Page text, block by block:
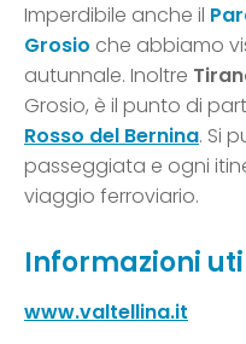
Imperdibile anche il
Grosio che abbiamo
autunnale. Inoltre
Grosio, è il punto di
Rosso del Bernina. Si
passeggiata e ogni
viaggio ferroviario.
Informazioni
www.valtellina.it